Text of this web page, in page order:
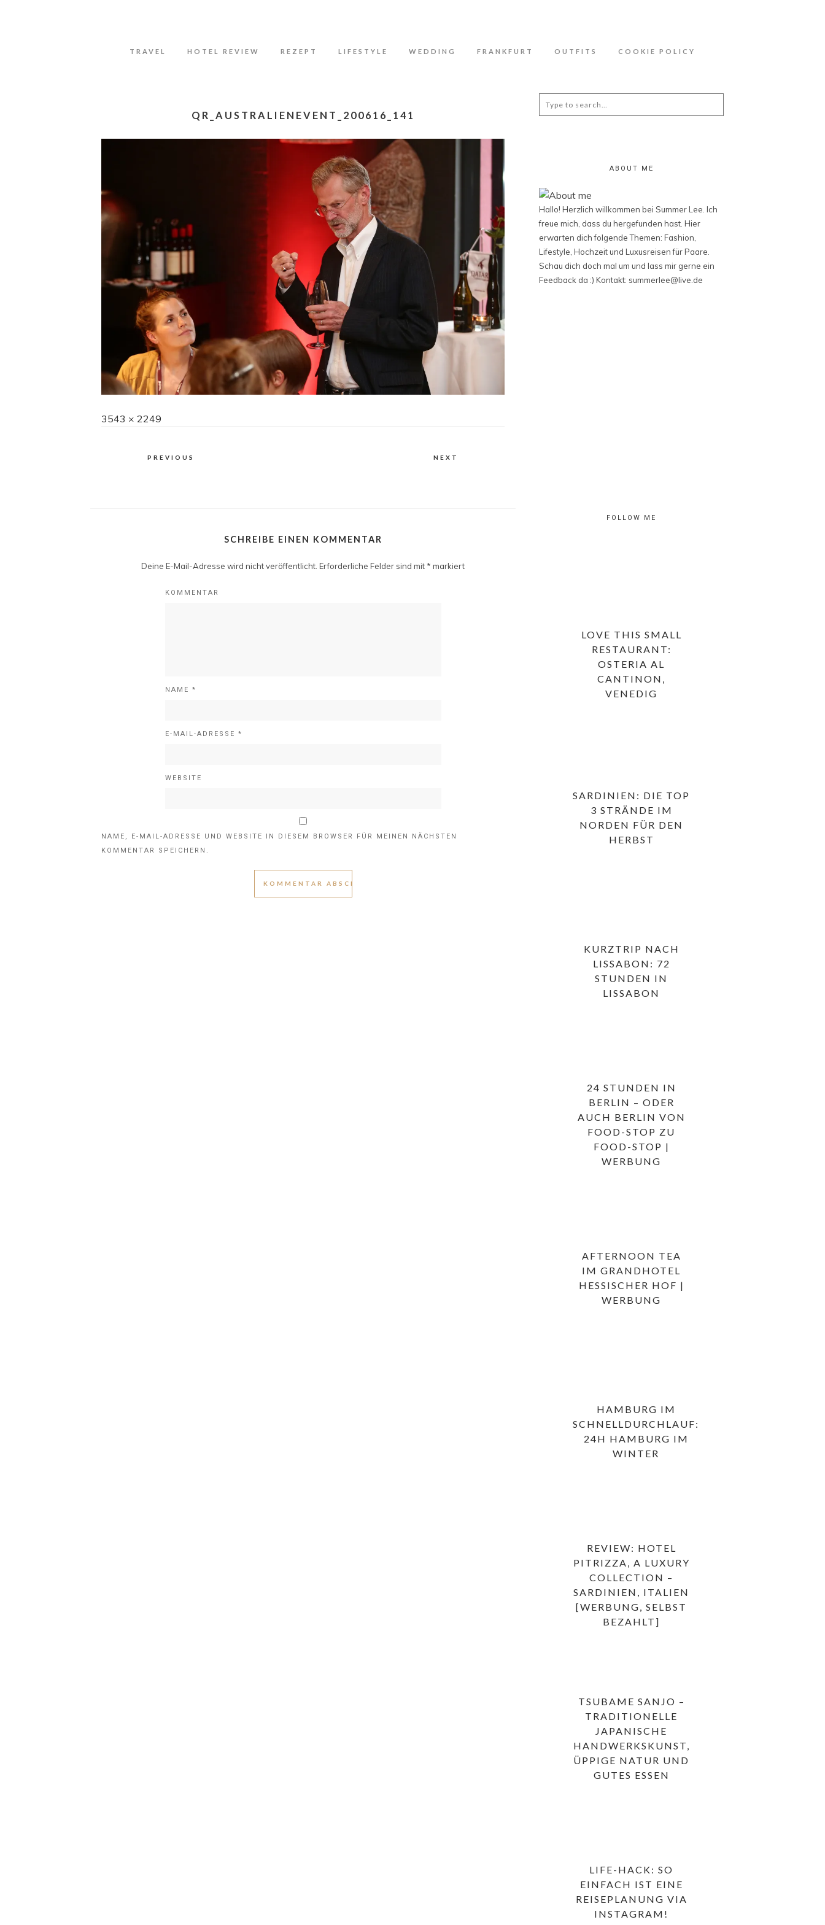
TRAVEL HOTEL REVIEW REZEPT LIFESTYLE WEDDING FRANKFURT OUTFITS COOKIE POLICY
QR_AUSTRALIENEVENT_200616_141
Full
3543 × 2249
PREVIOUS NEXT
SCHREIBE EINEN KOMMENTAR
Deine E-Mail-Adresse wird nicht veröffentlicht. Erforderliche Felder sind mit * markiert
KOMMENTAR
NAME *
E-MAIL-ADRESSE *
WEBSITE
NAME, E-MAIL-ADRESSE UND WEBSITE IN DIESEM BROWSER FÜR MEINEN NÄCHSTEN
KOMMENTAR SPEICHERN.
Search
for:
ABOUT ME
Hallo! Herzlich willkommen bei Summer Lee. Ich
freue mich, dass du hergefunden hast. Hier
erwarten dich folgende Themen: Fashion,
Lifestyle, Hochzeit und Luxusreisen für Paare.
Schau dich doch mal um und lass mir gerne ein
Feedback da :) Kontakt: summerlee@live.de
FOLLOW ME
LOVE THIS SMALL
RESTAURANT:
OSTERIA AL
CANTINON,
VENEDIG
SARDINIEN: DIE TOP
3 STRÄNDE IM
NORDEN FÜR DEN
HERBST
KURZTRIP NACH
LISSABON: 72
STUNDEN IN
LISSABON
24 STUNDEN IN
BERLIN – ODER
AUCH BERLIN VON
FOOD-STOP ZU
FOOD-STOP |
WERBUNG
AFTERNOON TEA
IM GRANDHOTEL
HESSISCHER HOF |
WERBUNG
HAMBURG IM
SCHNELLDURCHLAUF:
24H HAMBURG IM
WINTER
REVIEW: HOTEL
PITRIZZA, A LUXURY
COLLECTION –
SARDINIEN, ITALIEN
[WERBUNG, SELBST
BEZAHLT]
TSUBAME SANJO –
TRADITIONELLE
JAPANISCHE
HANDWERKSKUNST,
ÜPPIGE NATUR UND
GUTES ESSEN
LIFE-HACK: SO
EINFACH IST EINE
REISEPLANUNG VIA
INSTAGRAM!